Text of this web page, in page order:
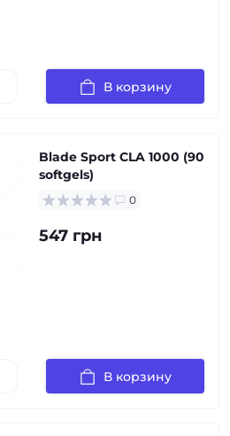
В корзину
Blade Sport CLA 1000 (90
softgels)
0
547 грн
В корзину